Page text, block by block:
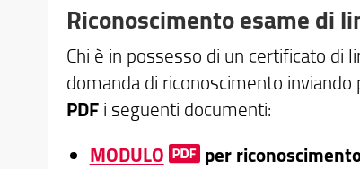
Riconoscimento esame di
Chi è in possesso di un certificato di
domanda di riconoscimento
PDFi seguenti documenti:
MODULO
per